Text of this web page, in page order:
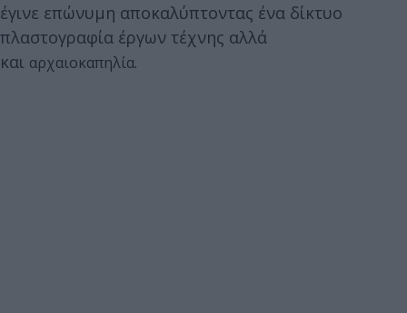
έγινε επώνυμη αποκαλύπτοντας ένα δίκτυο
πλαστογραφία έργων τέχνης αλλά
και αρχαιοκαπηλία.